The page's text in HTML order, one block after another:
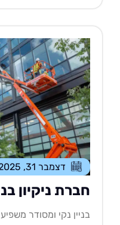
דצמבר 31, 2025
ניקיון בניינים
נקי ומסודר משפיע על